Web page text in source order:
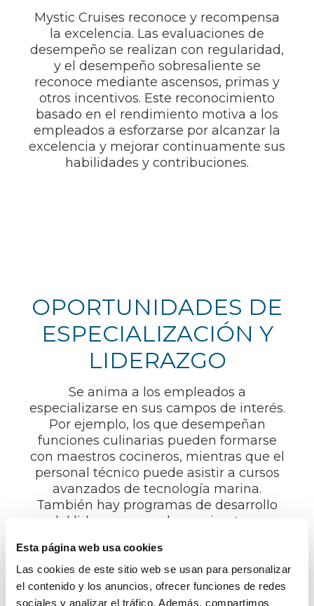
Esta página web usa cookies
Las cookies de este sitio web se usan para personalizar
el contenido y los anuncios, ofrecer funciones de redes
sociales y analizar el tráfico. Además, compartimos
Mystic Cruises reconoce y recompensa
la excelencia. Las evaluaciones de
desempeño se realizan con regularidad,
y el desempeño sobresaliente se
reconoce mediante ascensos, primas y
otros incentivos. Este reconocimiento
basado en el rendimiento motiva a los
empleados a esforzarse por alcanzar la
excelencia y mejorar continuamente sus
habilidades y contribuciones.
OPORTUNIDADES DE
ESPECIALIZACIÓN Y
LIDERAZGO
Se anima a los empleados a
especializarse en sus campos de interés.
Por ejemplo, los que desempeñan
funciones culinarias pueden formarse
con maestros cocineros, mientras que el
personal técnico puede asistir a cursos
avanzados de tecnología marina.
También hay programas de desarrollo
del liderazgo para los aspirantes a
imparten formación en técnicas de
liderazgo, pensamiento estratégico y
prácticas de gestión.